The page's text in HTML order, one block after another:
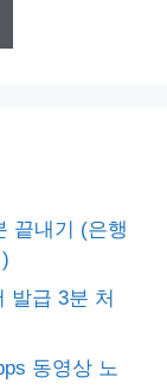
끝내기 (은행
발급 3분 처
동영상 노